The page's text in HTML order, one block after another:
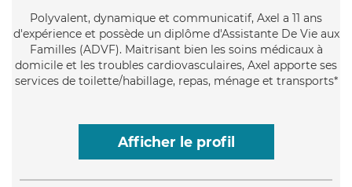
Polyvalent, dynamique et communicatif, Axel a 11 ans
d'expérience et possède un diplôme d'Assistante De Vie aux
Familles (ADVF). Maitrisant bien les soins médicaux à
domicile et les troubles cardiovasculaires, Axel apporte ses
services de toilette/habillage, repas, ménage et transports*
Afficher le profil